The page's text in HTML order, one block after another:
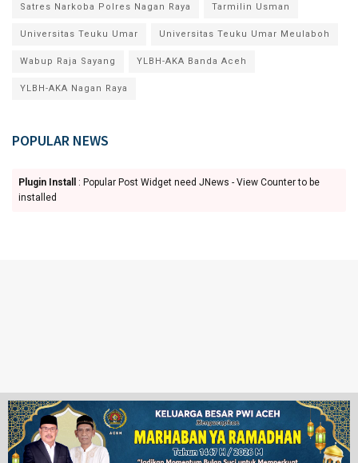
Satres Narkoba Polres Nagan Raya Tarmilin Usman
Universitas Teuku Umar Universitas Teuku Umar Meulaboh
Wabup Raja Sayang YLBH-AKA Banda Aceh
YLBH-AKA Nagan Raya
POPULAR NEWS
Plugin Install
: Popular Post Widget need JNews - View Counter to be
installed
Ketentuan Penggunaan Redaksi